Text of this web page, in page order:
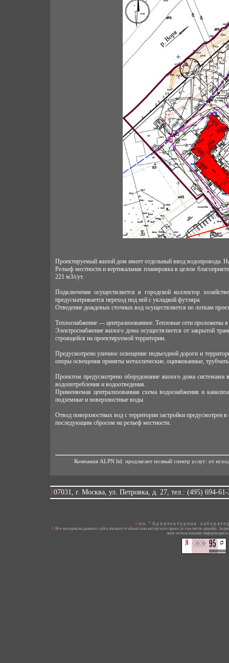
Проектируемый жилой дом имеет отдельный ввод водопровода.
Рельеф местности и вертикальная планировка в целом
221 м3/сут.
Подключение осуществляется в городской коллектор
предусматривается переход под ней с укладкой футляра.
Отведение дождевых сточных вод осуществляется по лоткам
Теплоснабжение — централизованное. Тепловые сети проложены
Электроснабжение жилого дома осуществляется от закрытой
строящейся на проектируемой территории.
Предусмотрено уличное освещение подъездной дороги и
опоры освещения приняты металлические, оцинкованные,
Проектом предусмотрено оборудование жилого дома системами
водопотребления и водоотведения.
Применяемая централизованная схема водоснабжения и
подземные и поверхностные воды.
Отвод поверхностных вод с территории застройки предусмотрен
последующим сбросом на рельеф местности.
Компания ALPN ltd. предлагает полный спектр услуг: от
107031, г. Москва, ул. Петровка, д. 27, тел.: (495) 694-
ooo "Архитектурная
© Все материалы данного сайта являются объектами авторского права (в том числе дизайн). Запрещается копирование, распространение (в том числе путем копирования на другие сайты и ресурсы в Интернете) или любое
иное использование информации и